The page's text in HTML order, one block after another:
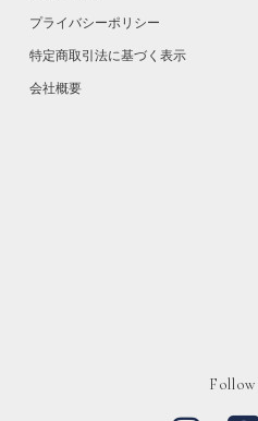
プライバシーポリシー
特定商取引法に基づく表示
会社概要
Follow